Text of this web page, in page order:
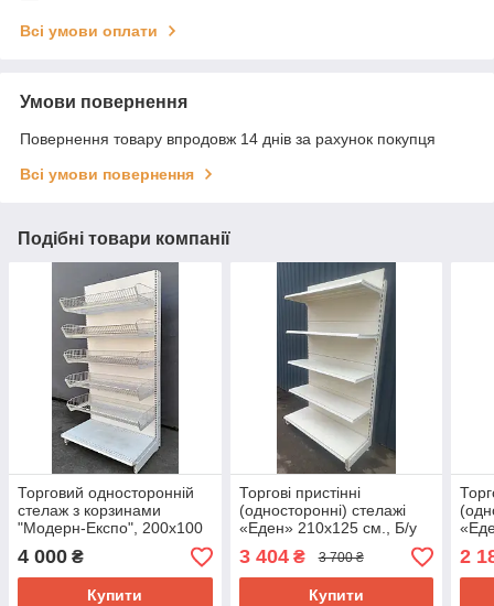
Всі умови оплати
Умови повернення
Повернення товару впродовж 14 днів за рахунок покупця
Всі умови повернення
Подібні товари компанії
Торговий односторонній
стелаж з корзинами
"Модерн-Експо", 200х100
см., подіум + 5 корзин, Б/у
4 000 ₴
Купити
Торгові пристінні
(односторонні) стелажі
«Еден» 210х125 см., Б/у
3 404₴ 3 700 ₴
Купити
Б/у
2